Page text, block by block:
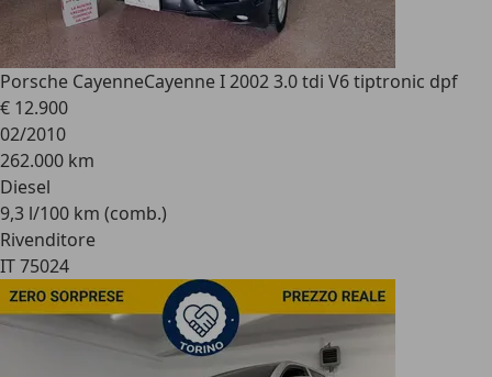
Porsche CayenneCayenne I 2002 3.0 tdi V6 tiptronic dpf
€ 12.900
02/2010
262.000 km
Diesel
9,3 l/100 km (comb.)
Rivenditore
IT 75024